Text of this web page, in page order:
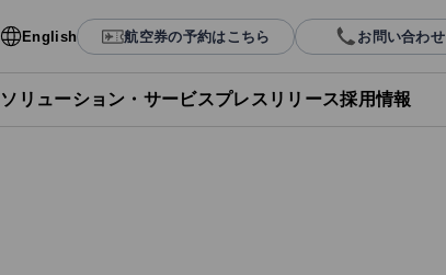
English 航空券の予約はこちら お問い合わせ
ソリューション・サービスプレスリリース採用情報